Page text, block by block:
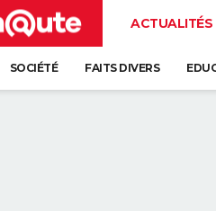
ACTUALITÉS
SOCIÉTÉ FAITS DIVERS